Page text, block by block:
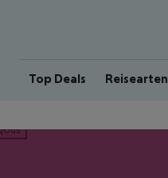
Top Deals Reisearten